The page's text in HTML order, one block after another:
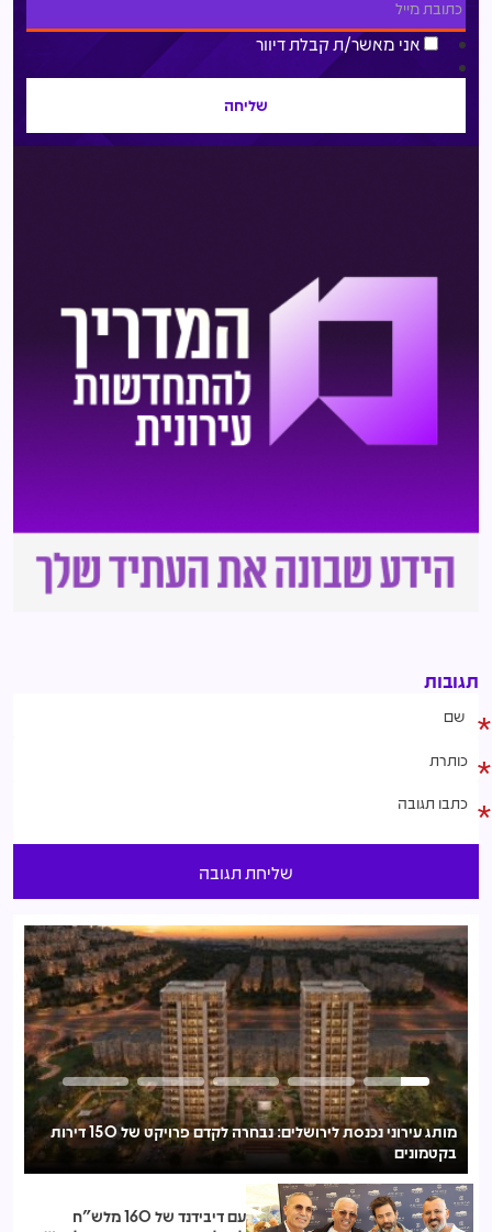
אני מאשר/ת קבלת דיוור
תגובות
מותג עירוני נכנסת לירושלים: נבחרה לקדם פרויקט של 150 דירות
בקטמונים
עם דיבידנד של 160 מלש"ח